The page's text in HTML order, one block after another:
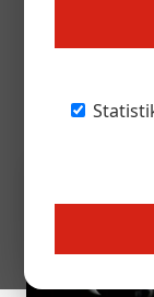
Sie sind
und Foodpairing.